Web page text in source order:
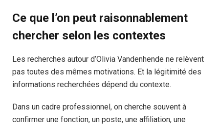
Ce que l’on peut raisonnablement
chercher selon les contextes
Les recherches autour d’Olivia Vandenhende ne relèvent
pas toutes des mêmes motivations. Et la légitimité des
informations recherchées dépend du contexte.
Dans un cadre professionnel, on cherche souvent à
confirmer une fonction, un poste, une affiliation, une